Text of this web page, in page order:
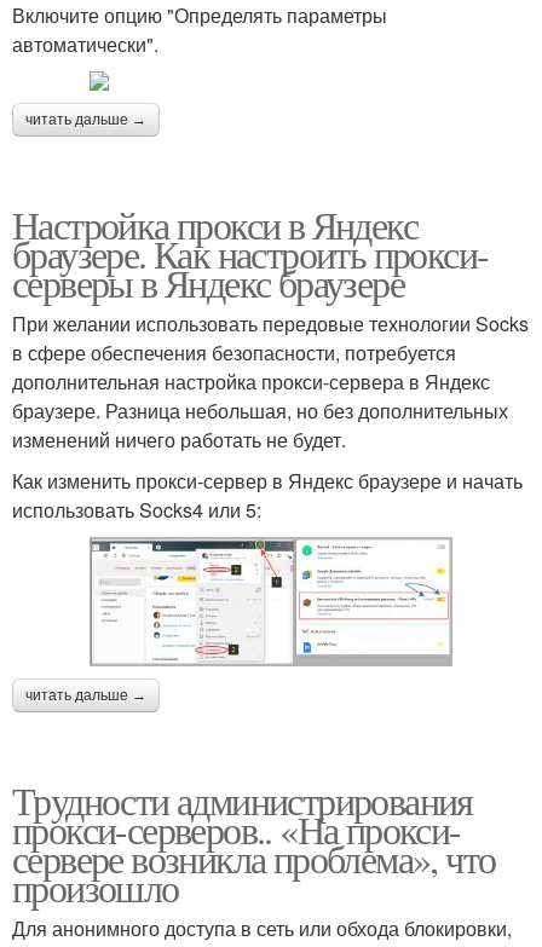
Включите опцию "Определять параметры
автоматически".
читать дальше →
Настройка прокси в Яндекс
браузере. Как настроить прокси-
серверы в Яндекс браузере
При желании использовать передовые технологии Socks
в сфере обеспечения безопасности, потребуется
дополнительная настройка прокси-сервера в Яндекс
браузере. Разница небольшая, но без дополнительных
изменений ничего работать не будет.
Как изменить прокси-сервер в Яндекс браузере и начать
использовать Socks4 или 5:
читать дальше →
Трудности администрирования
прокси-серверов.. «На прокси-
сервере возникла проблема», что
произошло
Для анонимного доступа в сеть или обхода блокировки,